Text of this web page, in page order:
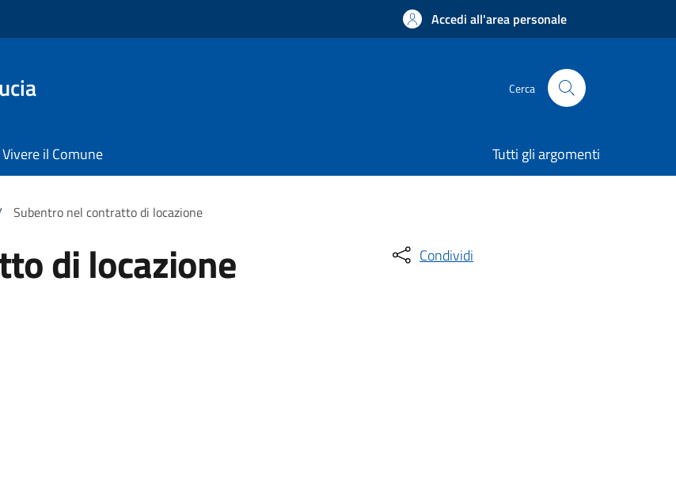
Accedi all'area personale
Cerca
Vivere il Comune Tutti gli argomenti
Subentro nel contratto di locazione
di locazione Condividi